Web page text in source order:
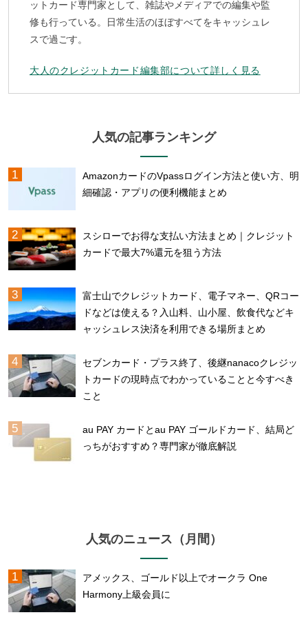
ットカード専門家として、雑誌やメディアでの編集や監
修も行っている。日常生活のほぼすべてをキャッシュレ
スで過ごす。
大人のクレジットカード編集部について詳しく見る
人気の記事ランキング
AmazonカードのVpassログイン方法と使い方、明
細確認・アプリの便利機能まとめ
スシローでお得な支払い方法まとめ｜クレジット
カードで最大7%還元を狙う方法
富士山でクレジットカード、電子マネー、QRコー
ドなどは使える？入山料、山小屋、飲食代などキ
ャッシュレス決済を利用できる場所まとめ
セブンカード・プラス終了、後継nanacoクレジッ
トカードの現時点でわかっていることと今すべき
こと
au PAY カードとau PAY ゴールドカード、結局ど
っちがおすすめ？専門家が徹底解説
人気のニュース（月間）
アメックス、ゴールド以上でオークラ One
Harmony上級会員に